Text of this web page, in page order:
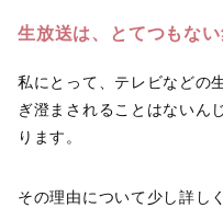
生放送は、とてつもな
私にとって、テレビなどの
ぎ澄まされることはないん
ります。
その理由について少し詳し